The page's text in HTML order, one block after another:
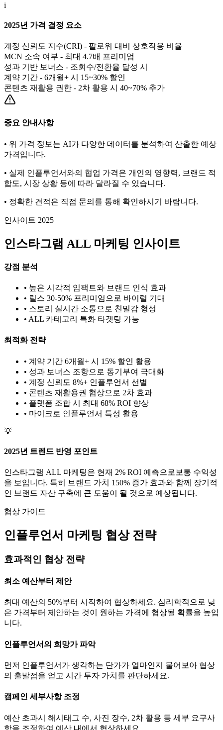
i
2025년 가격 결정 요소
계정 신뢰도 지수(CRI) - 팔로워 대비 상호작용 비율
MCN 소속 여부 - 최대 4.7배 프리미엄
성과 기반 보너스 - 조회수/전환율 달성 시
계약 기간 - 6개월+ 시 15~30% 할인
콘텐츠 재활용 권한 - 2차 활용 시 40~70% 추가
중요 안내사항
• 위 가격 정보는 AI가 다양한 데이터를 분석하여 산출한 예상
가격입니다.
• 실제 인플루언서와의 협업 가격은 개인의 영향력, 브랜드 적
합도, 시장 상황 등에 따라 달라질 수 있습니다.
• 정확한 견적은 직접 문의를 통해 확인하시기 바랍니다.
인사이트 2025
인스타그램 ALL 마케팅 인사이트
강점 분석
• 높은 시각적 임팩트와 브랜드 인식 효과
• 릴스 30-50% 프리미엄으로 바이럴 기대
• 스토리 실시간 소통으로 친밀감 형성
• ALL 카테고리 특화 타겟팅 가능
최적화 전략
• 계약 기간 6개월+ 시 15% 할인 활용
• 성과 보너스 조항으로 동기부여 극대화
• 계정 신뢰도 8%+ 인플루언서 선별
• 콘텐츠 재활용권 협상으로 2차 효과
• 플랫폼 조합 시 최대 68% ROI 향상
• 마이크로 인플루언서 특성 활용
💡
2025년 트렌드 반영 포인트
인스타그램 ALL 마케팅은 현재 2% ROI 예측으로 보통 수익성
을 보입니다. 특히 브랜드 가치
150% 증가 효과와 함께 장기적
인 브랜드 자산 구축에 큰 도움이 될 것으로 예상됩니다.
협상 가이드
인플루언서 마케팅 협상 전략
효과적인 협상 전략
최소 예산부터 제안
최대 예산의 50%부터 시작하여 협상하세요. 심리학적으로 낮
은 가격부터 제안하는 것이 원하는 가격에 협상될 확률을 높입
니다.
인플루언서의 희망가 파악
먼저 인플루언서가 생각하는 단가가 얼마인지 물어보아 협상
의 출발점을 얻고 시간 투자 가치를 판단하세요.
캠페인 세부사항 조정
예산 초과시 해시태그 수, 사진 장수, 2차 활용 등 세부 요구사
항을 조정하여 예산 내에서 협상하세요.